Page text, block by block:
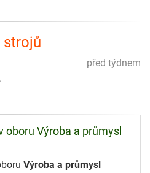
strojů
před týdnem
oboru Výroba a průmysl
Výroba a průmysl